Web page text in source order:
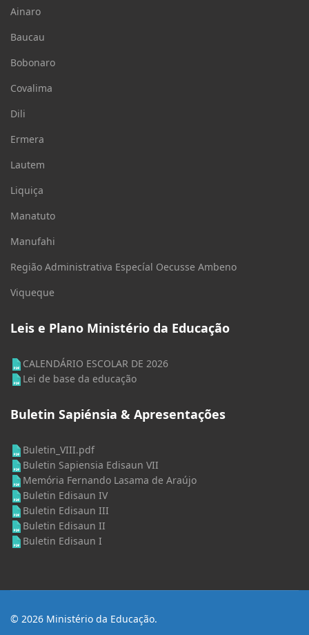
Ainaro
Baucau
Bobonaro
Covalima
Dili
Ermera
Lautem
Liquiça
Manatuto
Manufahi
Região Administrativa Especíal Oecusse Ambeno
Viqueque
Leis e Plano Ministério da Educação
CALENDÁRIO ESCOLAR DE 2026
Lei de base da educação
Buletin Sapiénsia & Apresentações
Buletin_VIII.pdf
Buletin Sapiensia Edisaun VII
Memória Fernando Lasama de Araújo
Buletin Edisaun IV
Buletin Edisaun III
Buletin Edisaun II
Buletin Edisaun I
© 2026 Ministério da Educação.